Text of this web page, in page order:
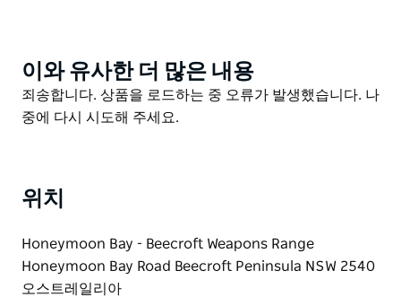
롱 비치 타겟 비치 실리카 코브 등 숄헤븐 지역의 아름다
운 명소들을 둘러볼 수 있습니다.
허니문 베이는 고요한 물과 이동식 화장실 쓰레기통 재활
름 방학 기간에는 특별 예약이 가능합니다.
방문객은 여행 계획을 세우기 전에 사격장 관리소(Range
Control) 또는 방문자 센터에 연락하여 안전 수칙과 규정
이 설명된 비크로프트(Beecroft) 안내 책자를 반드시 읽
Product
List
이와 유사한 더 많은 내용
Product
List
죄송합니다. 상품을 로드하는 중 오류가 발생했습니다. 나
중에 다시 시도해 주세요.
위치
Honeymoon Bay - Beecroft Weapons Range
Honeymoon Bay Road Beecroft Peninsula NSW 2540
오스트레일리아